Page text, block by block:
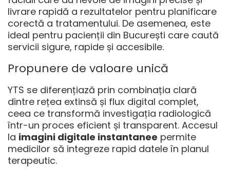
livrare rapidă a rezultatelor pentru planificare
corectă a tratamentului. De asemenea, este
ideal pentru pacienții din București care caută
servicii sigure, rapide și accesibile.
Propunere de valoare unică
YTS se diferențiază prin combinația clară
dintre rețea extinsă și flux digital complet,
ceea ce transformă investigația radiologică
într-un proces eficient și transparent. Accesul
la imagini digitale instantanee permite
medicilor să integreze rapid datele în planul
terapeutic.